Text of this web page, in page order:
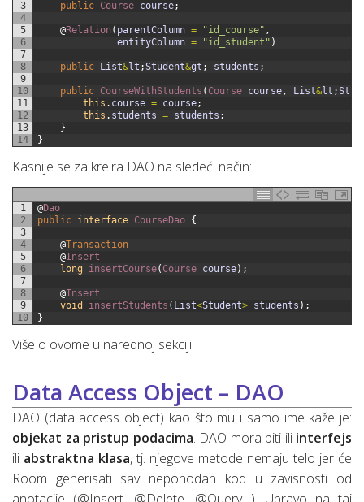
3
4
5
6
7
8
9
10
11
12
13
14
public Course course;
@Relation ( parentColumn = "id_course" ,
entityColumn = "id_student" )
public List&lt ;Student&gt ; students ;
public CourseWithStudents ( Course course , List&lt ;
this . course = course;
this . students = students ;
}
}
Kasnije se za kreira DAO na sledeći način:
1
2
3
4
5
6
7
8
9
10
@Dao
public interface CourseDao {
@Transaction
@Insert
long
insertCourse( Course course) ;
@Insert
void
insertStudents ( List<Student> students ) ;
}
Više o ovome u narednoj sekciji.
Data Access Object – DAO
DAO (data access object) kao što mu i samo ime kaže je:
objekat za pristup podacima. DAO mora biti ili interfejs
ili abstraktna klasa, tj. njegove metode nemaju telo jer će
Room generisati sav nepohodan kod u zavisnosti od